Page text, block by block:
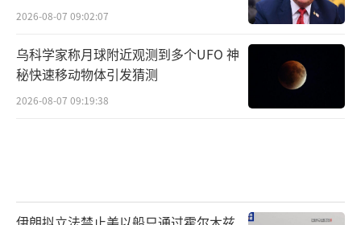
2026-08-07 09:02:07
乌科学家称月球附近观测到多个UFO 神
秘快速移动物体引发猜测
2026-08-07 09:19:38